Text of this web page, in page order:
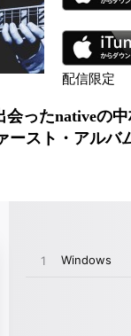
配信限定
会ったnativeの
ースト・アル